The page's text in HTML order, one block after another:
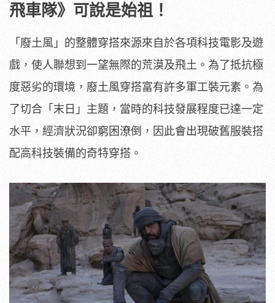
飛車隊》可說是始祖！
「廢土風」的整體穿搭來源來自於各項科技電影及遊
戲，使人聯想到一望無際的荒漠及飛土。為了抵抗極
度惡劣的環境，廢土風穿搭富有許多軍工裝元素。為
了切合「末日」主題，當時的科技發展程度已達一定
水平，經濟狀況卻窮困潦倒，因此會出現破舊服裝搭
配高科技裝備的奇特穿搭。